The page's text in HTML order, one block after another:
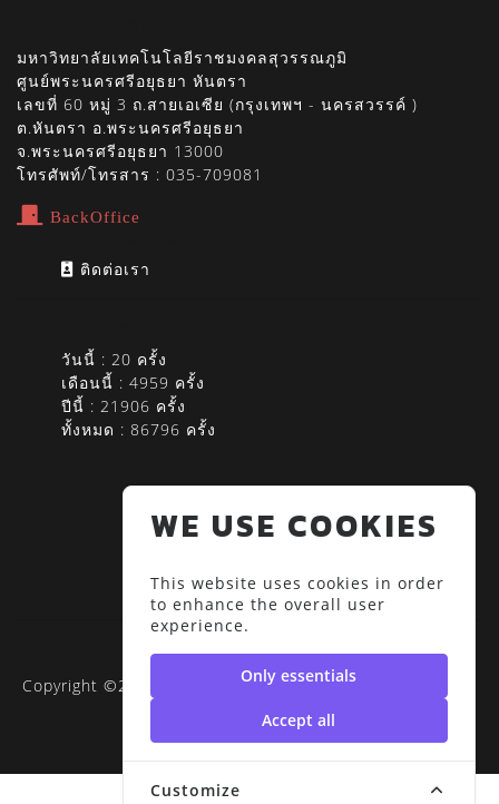
WE USE COOKIES
This website uses cookies in order
to enhance the overall user
experience.
Only essentials
Accept all
Customize
มหาวิทยาลัยเทคโนโลยีราชมงคลสุวรรณภูมิ
ศูนย์พระนครศรีอยุธยา หันตรา
เลขที่ 60 หมู่ 3 ถ.สายเอเซีย (กรุงเทพฯ - นครสวรรค์ )
ต.หันตรา อ.พระนครศรีอยุธยา
จ.พระนครศรีอยุธยา 13000
โทรศัพท์/โทรสาร : 035-709081
BackOffice
ติดต่อเรา
วันนี้ : 20 ครั้ง
เดือนนี้ : 4959 ครั้ง
ปีนี้ : 21906 ครั้ง
ทั้งหมด : 86796 ครั้ง
Copyright ©2020 RUS-SDGs | มหาวิทยาลัยเทคโนโลยีราช